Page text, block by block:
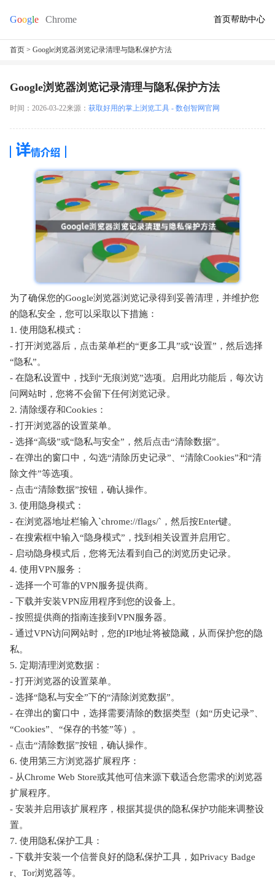
首页帮助中心
首页 > Google浏览器浏览记录清理与隐私保护方法
Google浏览器浏览记录清理与隐私保护方法
时间：2026-03-22来源： 获取好用的掌上浏览工具 - 数创智网官网
为了确保您的Google浏览器浏览记录得到妥善清理，并维护您
的隐私安全，您可以采取以下措施：
1. 使用隐私模式：
- 打开浏览器后，点击菜单栏的“更多工具”或“设置”，然后选择
“隐私”。
- 在隐私设置中，找到“无痕浏览”选项。启用此功能后，每次访
问网站时，您将不会留下任何浏览记录。
2. 清除缓存和Cookies：
- 打开浏览器的设置菜单。
- 选择“高级”或“隐私与安全”，然后点击“清除数据”。
- 在弹出的窗口中，勾选“清除历史记录”、“清除Cookies”和“清
除文件”等选项。
- 点击“清除数据”按钮，确认操作。
3. 使用隐身模式：
- 在浏览器地址栏输入`chrome://flags/`，然后按Enter键。
- 在搜索框中输入“隐身模式”，找到相关设置并启用它。
- 启动隐身模式后，您将无法看到自己的浏览历史记录。
4. 使用VPN服务：
- 选择一个可靠的VPN服务提供商。
- 下载并安装VPN应用程序到您的设备上。
- 按照提供商的指南连接到VPN服务器。
- 通过VPN访问网站时，您的IP地址将被隐藏，从而保护您的隐
私。
5. 定期清理浏览数据：
- 打开浏览器的设置菜单。
- 选择“隐私与安全”下的“清除浏览数据”。
- 在弹出的窗口中，选择需要清除的数据类型（如“历史记录”、
“Cookies”、“保存的书签”等）。
- 点击“清除数据”按钮，确认操作。
6. 使用第三方浏览器扩展程序：
- 从Chrome Web Store或其他可信来源下载适合您需求的浏览器
扩展程序。
- 安装并启用该扩展程序，根据其提供的隐私保护功能来调整设
置。
7. 使用隐私保护工具：
- 下载并安装一个信誉良好的隐私保护工具，如Privacy Badge
r、Tor浏览器等。